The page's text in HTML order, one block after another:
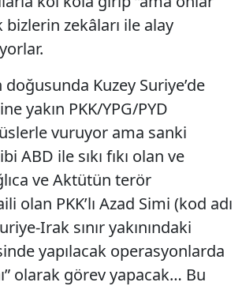
bizlerin zekâları ile alay
doğusunda Kuzey Suriye’de
yakın PKK/YPG/PYD
vuruyor ama sanki
ABD ile sıkı fıkı olan ve
ve Aktütün terör
olan PKK’lı Azad Simi (kod adı
Irak sınır yakınındaki
yapılacak operasyonlarda
olarak görev yapacak… Bu